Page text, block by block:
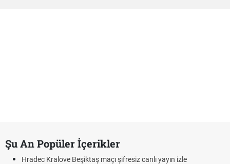
Şu An Popüler İçerikler
Hradec Kralove Beşiktaş maçı şifresiz canlı yayın izle